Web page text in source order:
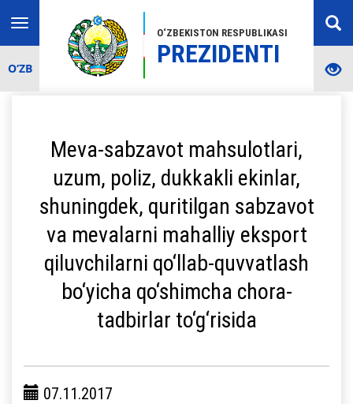
O‘ZBEKISTON RESPUBLIKASI
PREZIDENTI
Toggle
navigation
O‘ZB
Meva-sabzavot mahsulotlari,
uzum, poliz, dukkakli ekinlar,
shuningdek, quritilgan sabzavot
va mevalarni mahalliy eksport
qiluvchilarni qo‘llab-quvvatlash
bo‘yicha qo‘shimcha chora-
tadbirlar to‘g‘risida
07.11.2017